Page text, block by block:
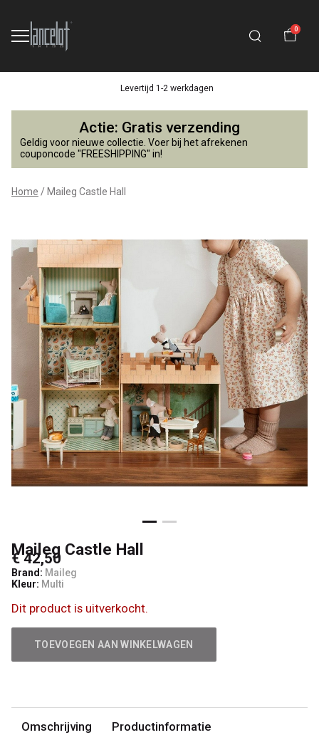
0
Levertijd 1-2 werkdagen
Maileg
Castle
Hall
Lancelot
4
Kids
Actie: Gratis verzending
Geldig voor nieuwe collectie. Voer bij het afrekenen
couponcode "FREESHIPPING" in!
Home Maileg Castle Hall
Maileg Castle Hall
€ 42,50
Brand: Maileg
Kleur: Multi
Dit product is uitverkocht.
TOEVOEGEN AAN WINKELWAGEN
Omschrijving Productinformatie